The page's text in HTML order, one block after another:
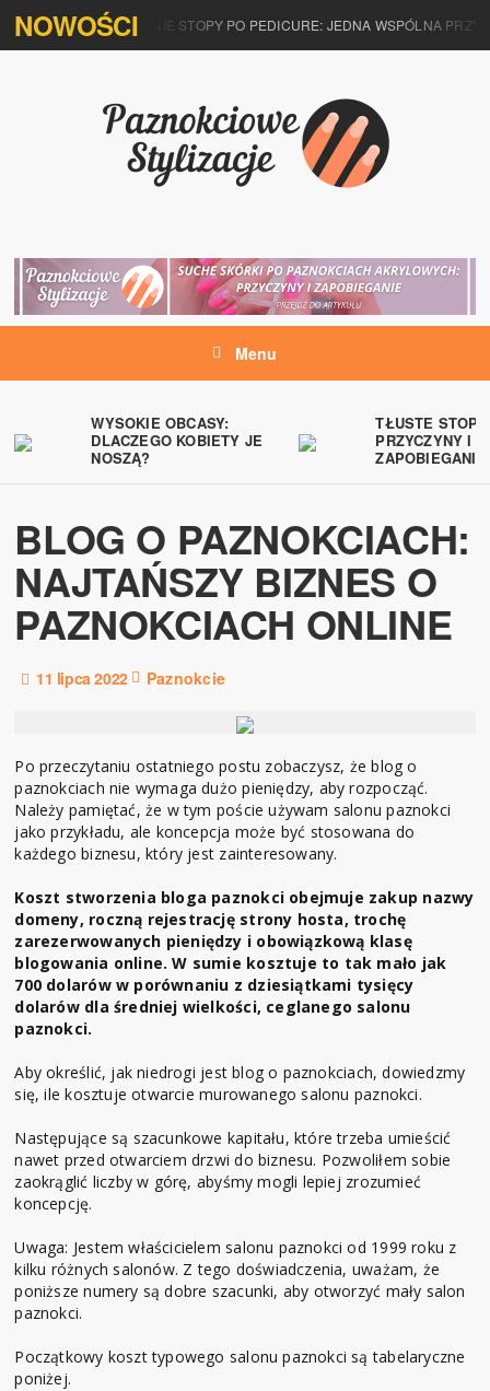
NOWOŚCI
SWĘDZĄ MNIE STOPY PO PEDICURE: JEDNA WSPÓLNA
Menu
WYSOKIE OBCASY:
DLACZEGO KOBIETY JE
NOSZĄ?
TŁUSTE
PRZYCZYNY I
ZAPOBIEGANIE
BLOG O PAZNOKCIACH:
NAJTAŃSZY BIZNES O
PAZNOKCIACH ONLINE
11 lipca 2022 Paznokcie
Po przeczytaniu ostatniego postu zobaczysz, że blog o
paznokciach nie wymaga dużo pieniędzy, aby rozpocząć.
Należy pamiętać, że w tym poście używam salonu paznokci
jako przykładu, ale koncepcja może być stosowana do
każdego biznesu, który jest zainteresowany.
Koszt stworzenia bloga paznokci obejmuje zakup nazwy
domeny, roczną rejestrację strony hosta, trochę
zarezerwowanych pieniędzy i obowiązkową klasę
blogowania online. W sumie kosztuje to tak mało jak
700 dolarów w porównaniu z dziesiątkami tysięcy
dolarów dla średniej wielkości, ceglanego salonu
paznokci.
Aby określić, jak niedrogi jest blog o paznokciach, dowiedzmy
się, ile kosztuje otwarcie murowanego salonu paznokci.
Następujące są szacunkowe kapitału, które trzeba umieścić
nawet przed otwarciem drzwi do biznesu. Pozwoliłem sobie
zaokrąglić liczby w górę, abyśmy mogli lepiej zrozumieć
koncepcję.
Uwaga: Jestem właścicielem salonu paznokci od 1999 roku z
kilku różnych salonów. Z tego doświadczenia, uważam, że
poniższe numery są dobre szacunki, aby otworzyć mały salon
paznokci.
Początkowy koszt typowego salonu paznokci są tabelaryczne
poniżej.